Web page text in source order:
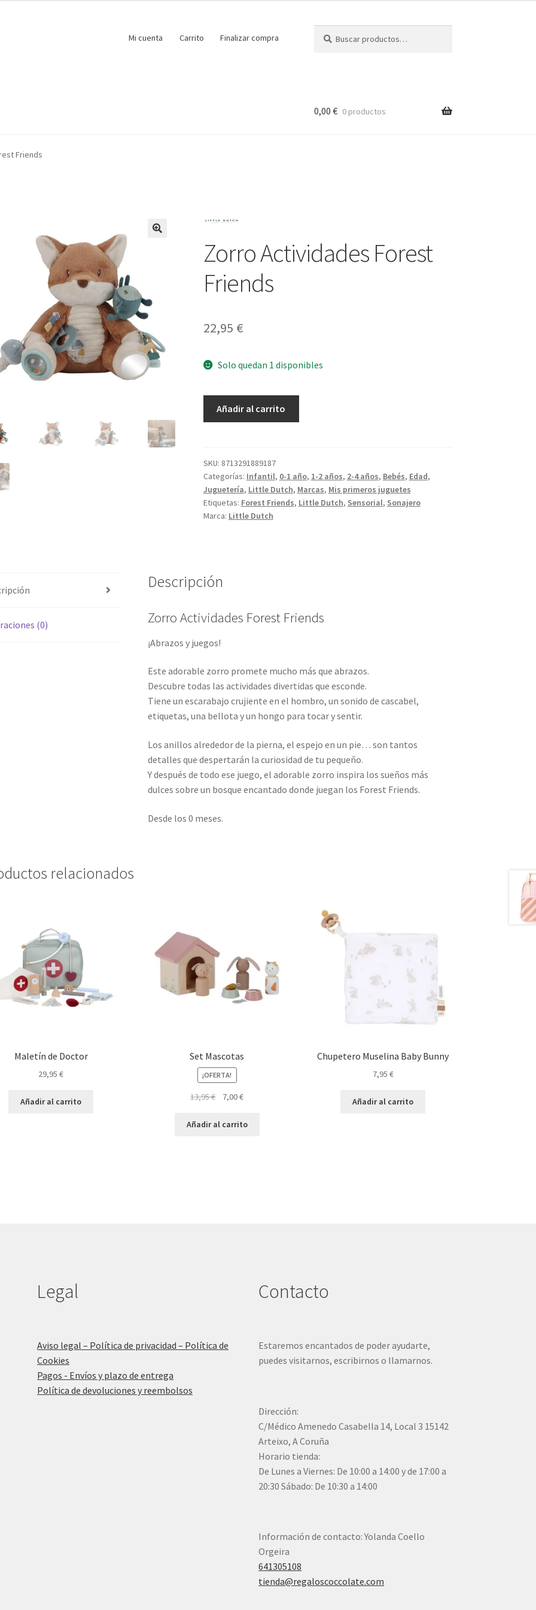
Mi cuenta Carrito Finalizar compra
por:
0,00 € 0 productos
Friends
Zorro Actividades Forest
Friends
22,95 €
Solo quedan 1 disponibles
cantidad
Añadir al carrito
SKU: 8713291889187
Categorías: Infantil, 0-1 año, 1-2 años, 2-4 años, Bebés, Edad,
Juguetería, Little Dutch, Marcas, Mis primeros juguetes
Etiquetas: Forest Friends, Little Dutch, Sensorial, Sonajero
Marca: Little Dutch
(0)
Descripción
Zorro Actividades Forest Friends
¡Abrazos y juegos!
Este adorable zorro promete mucho más que abrazos.
Descubre todas las actividades divertidas que esconde.
Tiene un escarabajo crujiente en el hombro, un sonido de cascabel,
etiquetas, una bellota y un hongo para tocar y sentir.
Los anillos alrededor de la pierna, el espejo en un pie… son tantos
detalles que despertarán la curiosidad de tu pequeño.
Y después de todo ese juego, el adorable zorro inspira los sueños más
dulces sobre un bosque encantado donde juegan los Forest Friends.
Desde los 0 meses.
relacionados
Maletín de Doctor
29,95€
Añadir al carrito
Set Mascotas
¡OFERTA!
13,95€
original
7,00€El
actual
Añadir al carrito
Chupetero Muselina Baby Bunny
7,95 €
Añadir al carrito
Legal
Aviso legal – Política de privacidad – Política de
Cookies
Pagos - Envíos y plazo de entrega
Política de devoluciones y reembolsos
Contacto
Estaremos encantados de poder ayudarte,
puedes visitarnos, escribirnos o llamarnos.
Dirección:
C/Médico Amenedo Casabella 14, Local 3 15142
Arteixo, A Coruña
Horario tienda:
De Lunes a Viernes: De 10:00 a 14:00 y de 17:00 a
20:30 Sábado: De 10:30 a 14:00
Información de contacto: Yolanda Coello
Orgeira
641305108
tienda@regaloscoccolate.com